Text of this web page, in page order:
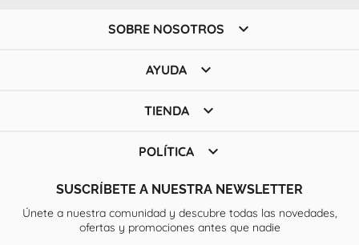
SOBRE NOSOTROS 
AYUDA 
TIENDA 
POLÍTICA 
SUSCRÍBETE A NUESTRA NEWSLETTER
Únete a nuestra comunidad y descubre todas las novedades,
ofertas y promociones antes que nadie